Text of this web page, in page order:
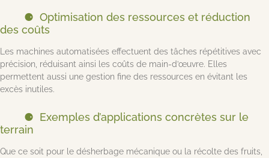
Optimisation des ressources et réduction
des coûts
Les machines automatisées effectuent des tâches répétitives avec
précision, réduisant ainsi les coûts de main-d’œuvre. Elles
permettent aussi une gestion fine des ressources en évitant les
excès inutiles.
Exemples d’applications concrètes sur le
terrain
Que ce soit pour le désherbage mécanique ou la récolte des fruits,